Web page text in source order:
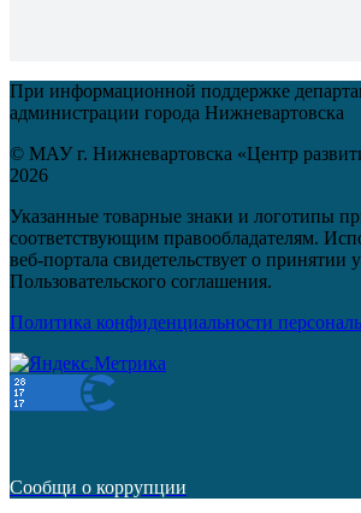
При информационной поддержке
администрации города Нижневартовска
© МАУ г. Нижневартовска «Центр
2026
Указанные товарные знаки и логотипы
соответствующим правообладателям.
веб-портала свидетельствует о принятии
Пользовательского соглашения.
Политика конфиденциальности
Сообщи о коррупции